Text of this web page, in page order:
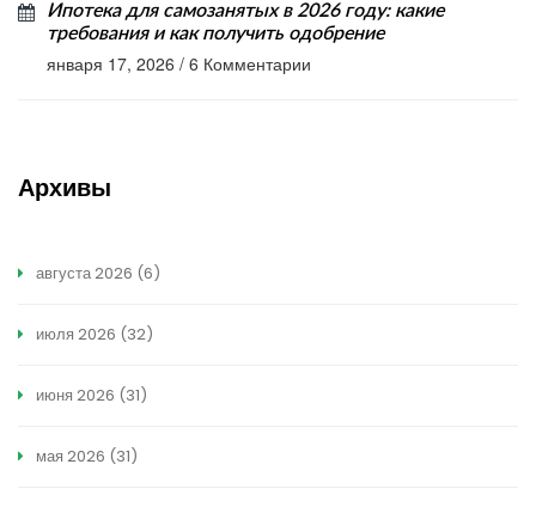
Ипотека для самозанятых в 2026 году: какие
требования и как получить одобрение
января 17, 2026 / 6 Комментарии
Архивы
августа 2026 (6)
июля 2026 (32)
июня 2026 (31)
мая 2026 (31)